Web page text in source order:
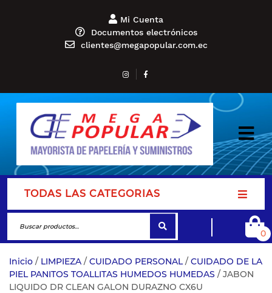
Mi Cuenta
Documentos electrónicos
clientes@megapopular.com.ec
TODAS LAS CATEGORIAS
0
Inicio / LIMPIEZA / CUIDADO PERSONAL/ CUIDADO DE LA
PIEL PANITOS TOALLITAS HUMEDOS HUMEDAS / JABON
LIQUIDO DR CLEAN GALON DURAZNO CX6U